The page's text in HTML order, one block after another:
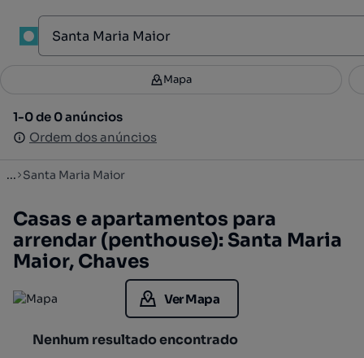
Filtros 3
1-0 de 0 anúncios
Ordem dos anúncios
Mapa
1-0 de 0 anúncios
Ordem dos anúncios
... Santa Maria Maior
Casas e apartamentos para
arrendar (penthouse): Santa Maria
Maior, Chaves
Ver Mapa
Nenhum resultado encontrado